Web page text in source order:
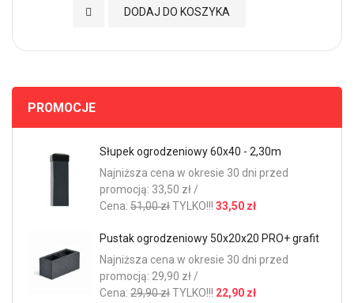
DODAJ DO KOSZYKA
Dodaj do Ulubionych
PROMOCJE
Słupek ogrodzeniowy 60x40 - 2,30m
Najniższa cena w okresie 30 dni przed
promocją: 33,50 zł /
Cena: 51,00 złTYLKO!!! 33,50 zł
Pustak ogrodzeniowy 50x20x20 PRO+ grafit
Najniższa cena w okresie 30 dni przed
promocją: 29,90 zł /
Cena: 29,90 złTYLKO!!! 22,90 zł